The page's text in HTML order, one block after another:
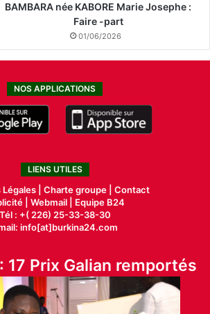
BAMBARA née KABORE Marie Josephe :
Faire -part
01/06/2026
NOS APPLICATIONS
LIENS UTILES
| Charte groupe | Contact
| Webmail |
Equipe B24
Tél : +( 226) 25-33-38-30
info[at]burkina24.com
17 Prix Galian remportés